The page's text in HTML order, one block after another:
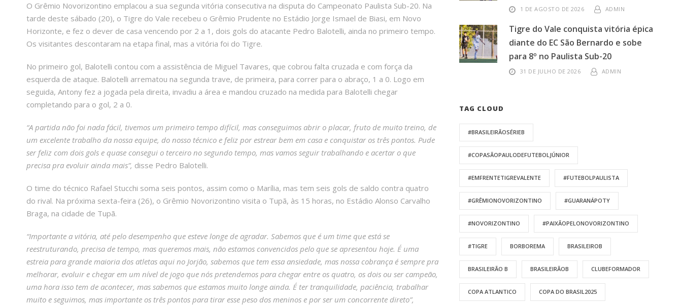
O Grêmio Novorizontino emplacou a sua segunda vitória consecutiva na disputa do Campeonato Paulista Sub-20. Na
tarde deste sábado (20), o Tigre do Vale recebeu o Grêmio Prudente no Estádio Jorge Ismael de Biasi, em Novo
Horizonte, e fez o dever de casa vencendo por 2 a 1, dois gols do atacante Pedro Balotelli, ainda no primeiro tempo.
Os visitantes descontaram na etapa final, mas a vitória foi do Tigre.
No primeiro gol, Balotelli contou com a assistência de Miguel Tavares, que cobrou falta cruzada e com força da
esquerda de ataque. Balotelli arrematou na segunda trave, de primeira, para correr para o abraço, 1 a 0. Logo em
seguida, Antony fez a jogada pela direita, invadiu a área e mandou cruzado na medida para Balotelli chegar
completando para o gol, 2 a 0.
“A partida não foi nada fácil, tivemos um primeiro tempo difícil, mas conseguimos abrir o placar, fruto de muito treino, de
um excelente trabalho da nossa equipe, do nosso técnico e feliz por estrear bem em casa e conquistar os três pontos. Pude
ser feliz com dois gols e quase consegui o terceiro no segundo tempo, mas vamos seguir trabalhando e acertar o que
precisa pra evoluir ainda mais”, disse Pedro Balotelli.
O time do técnico Rafael Stucchi soma seis pontos, assim como o Marília, mas tem seis gols de saldo contra quatro
do rival. Na próxima sexta-feira (26), o Grêmio Novorizontino visita o Tupã, às 15 horas, no Estádio Alonso Carvalho
Braga, na cidade de Tupã.
“Importante a vitória, até pelo desempenho que esteve longe de agradar. Sabemos que é um time que está se
reestruturando, precisa de tempo, mas queremos mais, não estamos convencidos pelo que se apresentou hoje. É uma
estreia para grande maioria dos atletas aqui no Jorjão, sabemos que tem essa ansiedade, mas nossa cobrança é sempre pra
melhorar, evoluir e chegar em um nível de jogo que nós pretendemos para chegar entre os quatro, os dois ou ser campeão,
uma hora isso tem de acontecer, mas sabemos que estamos muito longe ainda. É ter tranquilidade, paciência, trabalhar
muito e seguimos, mas importante os três pontos para tirar esse peso dos meninos e por ser um concorrente direto”,
1 DE AGOSTO DE 2026 ADMIN
Tigre do Vale conquista vitória épica
diante do EC São Bernardo e sobe
para 8º no Paulista Sub-20
31 DE JULHO DE 2026 ADMIN
TAG CLOUD
#BRASILEIRÃOSÉRIEB
#COPASÃOPAULODEFUTEBOLJÚNIOR
#EMFRENTETIGREVALENTE #FUTEBOLPAULISTA
#GRÊMIONOVORIZONTINO #GUARANÁPOTY
#NOVORIZONTINO #PAIXÃOPELONOVORIZONTINO
#TIGRE BORBOREMA BRASILEIROB
BRASILEIRÃO B BRASILEIRÃOB CLUBEFORMADOR
COPA ATLANTICO COPA DO BRASIL2025